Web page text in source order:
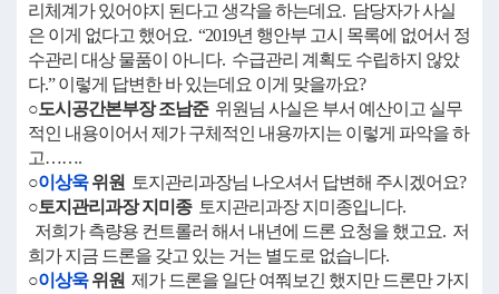
리체계가 있어야지 된다고 생각을 하는데요. 담당자가 사실
은 이게 없다고 했어요. “2019년 행안부 고시 목록에 없어서 정
수관리 대상 물품이 아니다. 수급관리 계획도 수립하지 않았
다.” 이렇게 답변한 바 있는데요 이게 맞을까요?
○도시공간본부장 조남준위원님 사실은 부서 예산이고 실무
적인 내용이어서 제가 구체적인 내용까지는 이렇게 파악을 하
고…….
○이상욱위원
토지관리과장님 나오셔서 답변해 주시겠어요?
○토지관리과장 지미종토지관리과장 지미종입니다.
저희가 측량용 컨트롤러 해서 내년에 드론 요청을 했고요. 저
희가 지금 드론을 갖고 있는 거는 별도로 없습니다.
○이상욱위원 제가 드론을 일단 여쭤보긴 했지만 드론만 가지